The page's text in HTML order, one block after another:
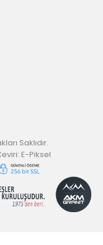
Saklıdır.
E-Piksel